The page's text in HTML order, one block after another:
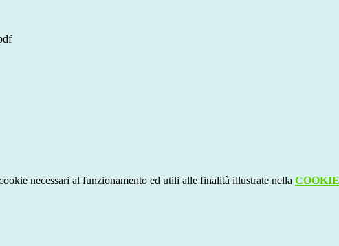
necessari al funzionamento ed utili alle finalità illustrate nella